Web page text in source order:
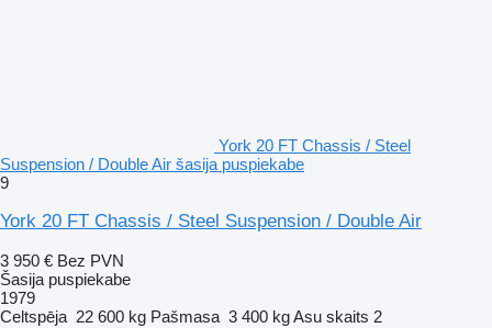
York 20 FT Chassis / Steel
Suspension / Double Air šasija puspiekabe
9
York 20 FT Chassis / Steel Suspension / Double Air
3 950 € Bez PVN
Šasija puspiekabe
1979
Celtspēja 22 600 kg Pašmasa 3 400 kgAsu skaits 2